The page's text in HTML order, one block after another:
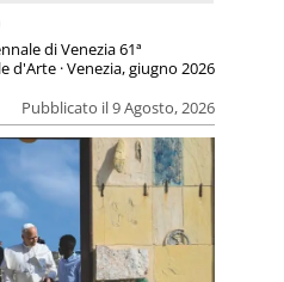
Pubblicato il 9 Agosto, 2026
di Venezia 61ª
d'Arte · Venezia, giugno 2026